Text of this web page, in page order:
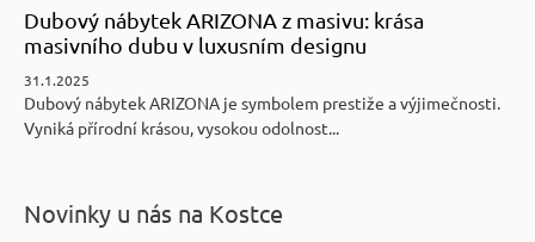
Dubový nábytek ARIZONA z masivu: krása
masivního dubu v luxusním designu
31.1.2025
Dubový nábytek ARIZONA je symbolem prestiže a výjimečnosti.
Vyniká přírodní krásou, vysokou odolnost...
Novinky u nás na Kostce